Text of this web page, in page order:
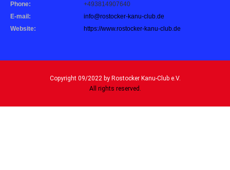
Phone:
+493814907640
E-mail:
info@rostocker-kanu-club.de
Website:
https://www.rostocker-kanu-club.de
Copyright 09/2022 by Rostocker Kanu-Club e.V.
All rights reserved.